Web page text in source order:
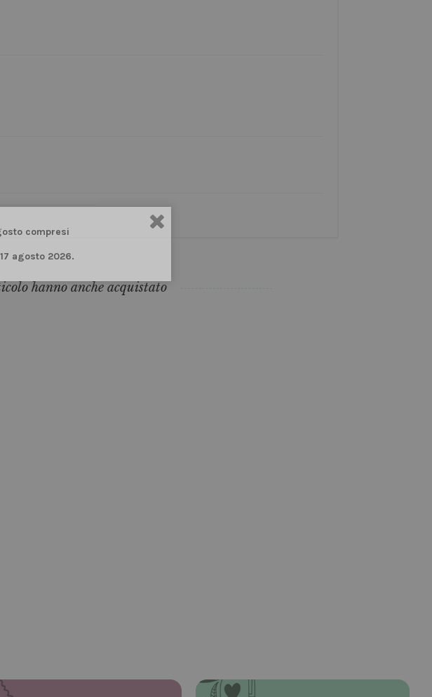
hanno anche acquistato
compresi
17 agosto 2026.